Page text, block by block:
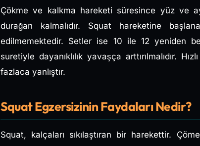
Çökme ve kalkma hareketi süresince yüz ve
durağan kalmalıdır. Squat hareketine
edilmemektedir. Setler ise 10 ile 12 yeniden
suretiyle dayanıklılık yavaşça arttırılmalıdır.
fazlaca yanlıştır.
Squat Egzersizinin Faydaları Nedir?
Squat, kalçaları sıkılaştıran bir harekettir.